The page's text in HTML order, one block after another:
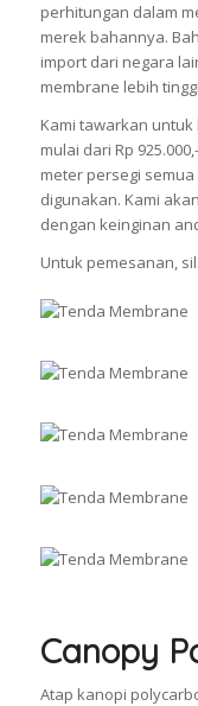
perhitungan dalam
merek bahannya.
import dari negara
membrane lebih
Kami tawarkan
mulai dari Rp
meter persegi
digunakan. Kami
dengan keinginan
Untuk pemesanan,
Canopy
Atap kanopi